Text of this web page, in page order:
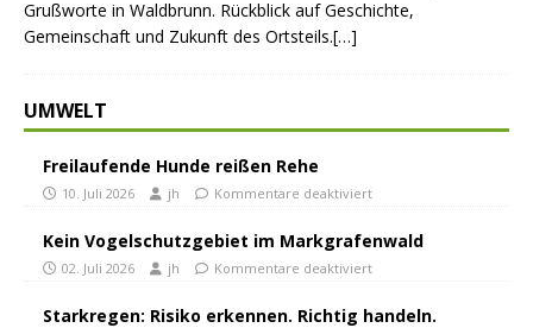
Grußworte in Waldbrunn. Rückblick auf Geschichte,
Gemeinschaft und Zukunft des Ortsteils.[…]
UMWELT
Freilaufende Hunde reißen Rehe
10. Juli 2026 jh Kommentare deaktiviert
Kein Vogelschutzgebiet im Markgrafenwald
02. Juli 2026 jh Kommentare deaktiviert
Starkregen: Risiko erkennen. Richtig handeln.